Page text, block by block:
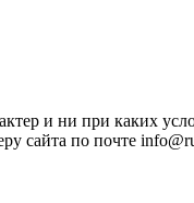
и ни при каких
сайта по почте